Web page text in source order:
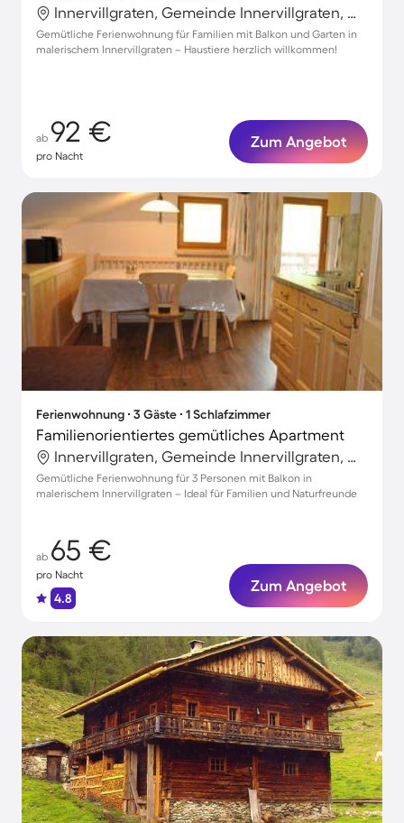
Innervillgraten, Gemeinde Innervillgraten, Österreich
Gemütliche Ferienwohnung für Familien mit Balkon und Garten in
malerischem Innervillgraten – Haustiere herzlich willkommen!
ab 92 €
pro Nacht
Zum Angebot
Ferienwohnung ∙ 3 Gäste ∙ 1 Schlafzimmer
Familienorientiertes gemütliches Apartment
Innervillgraten, Gemeinde Innervillgraten, Österreich
Gemütliche Ferienwohnung für 3 Personen mit Balkon in
malerischem Innervillgraten – Ideal für Familien und Naturfreunde
ab 65 €
pro Nacht
4.8
Zum Angebot